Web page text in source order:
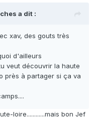
a dit :
xav, des gouts très
d'ailleurs
veut découvrir la haute
près à partager si ça va
loire............mais bon Jef